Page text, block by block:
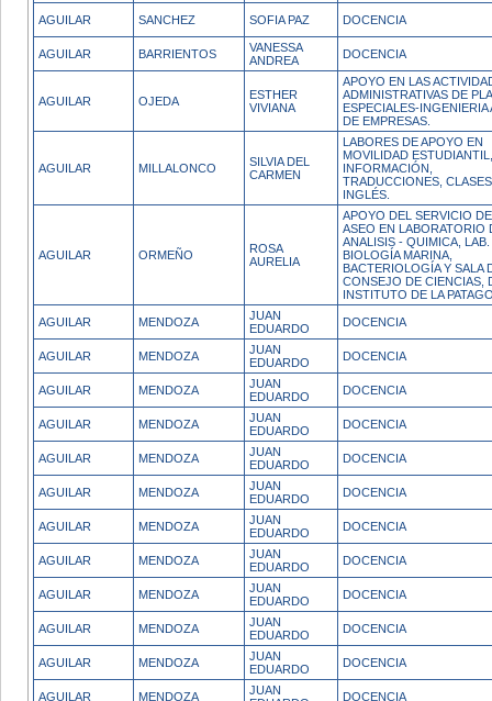
AGUILAR SANCHEZ SOFIA PAZ DOCENCIA
AGUILAR BARRIENTOS
VANESSA
ANDREA
DOCENCIA
AGUILAR OJEDA
ESTHER
VIVIANA
APOYO EN LAS
ADMINISTRATIVAS DE
ESPECIALES-INGENIERIA
DE EMPRESAS.
AGUILAR MILLALONCO
SILVIA DEL
CARMEN
LABORES DE APOYO EN
MOVILIDAD ESTUDIANTIL,
INFORMACIÓN,
TRADUCCIONES,
INGLÉS.
AGUILAR ORMEÑO
ROSA
AURELIA
APOYO DEL SERVICIO DE
ASEO EN LABORATORIO
ANALISIS - QUIMICA, LAB.
BIOLOGÍA MARINA,
BACTERIOLOGÍA Y SALA
CONSEJO DE CIENCIAS,
INSTITUTO DE LA
AGUILAR MENDOZA
JUAN
EDUARDO
DOCENCIA
AGUILAR MENDOZA
JUAN
EDUARDO
DOCENCIA
AGUILAR MENDOZA
JUAN
EDUARDO
DOCENCIA
AGUILAR MENDOZA
JUAN
EDUARDO
DOCENCIA
AGUILAR MENDOZA
JUAN
EDUARDO
DOCENCIA
AGUILAR MENDOZA
JUAN
EDUARDO
DOCENCIA
AGUILAR MENDOZA
JUAN
EDUARDO
DOCENCIA
AGUILAR MENDOZA
JUAN
EDUARDO
DOCENCIA
AGUILAR MENDOZA
JUAN
EDUARDO
DOCENCIA
AGUILAR MENDOZA
JUAN
EDUARDO
DOCENCIA
AGUILAR MENDOZA
JUAN
EDUARDO
DOCENCIA
AGUILAR MENDOZA
JUAN
DOCENCIA